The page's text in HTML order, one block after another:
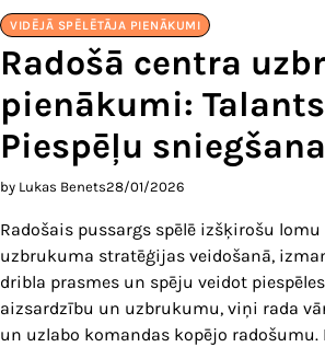
VIDĒJĀ SPĒLĒTĀJA PIENĀKUMI
Radošā centra
pienākumi:
Piespēļu sniegšana
by Lukas Benets28/01/2026
Radošais pussargs spēlē izšķirošu
uzbrukuma stratēģijas veidošanā,
dribla prasmes un spēju veidot
aizsardzību un uzbrukumu, viņi rada
un uzlabo komandas kopējo radošumu.